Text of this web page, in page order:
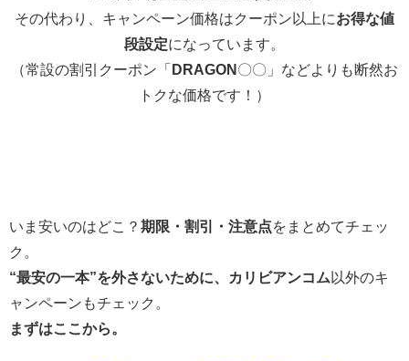
その代わり、キャンペーン価格はクーポン以上にお得な値
段設定になっています。
（常設の割引クーポン「 DRAGON 〇〇」などよりも断然お
トクな価格です！）
いま安いのはどこ？ 期限・割引・注意点をまとめてチェッ
ク。
“最安の一本”を外さないために、カリビアンコム 以外のキ
ャンペーンもチェック。
まずはここから。